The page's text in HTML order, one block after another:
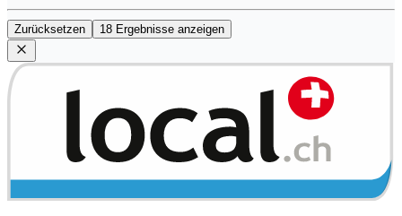
Zurücksetzen 18 Ergebnisse anzeigen